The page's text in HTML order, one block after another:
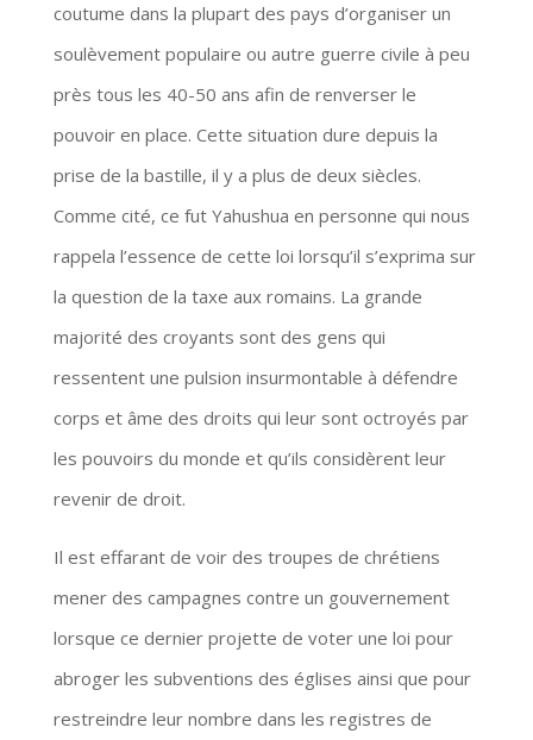
coutume dans la plupart des pays d’organiser un
soulèvement populaire ou autre guerre civile à peu
près tous les 40-50 ans afin de renverser le
pouvoir en place. Cette situation dure depuis la
prise de la bastille, il y a plus de deux siècles.
Comme cité, ce fut Yahushua en personne qui nous
rappela l’essence de cette loi lorsqu’il s’exprima sur
la question de la taxe aux romains. La grande
majorité des croyants sont des gens qui
ressentent une pulsion insurmontable à défendre
corps et âme des droits qui leur sont octroyés par
les pouvoirs du monde et qu’ils considèrent leur
revenir de droit.
Il est effarant de voir des troupes de chrétiens
mener des campagnes contre un gouvernement
lorsque ce dernier projette de voter une loi pour
abroger les subventions des églises ainsi que pour
restreindre leur nombre dans les registres de